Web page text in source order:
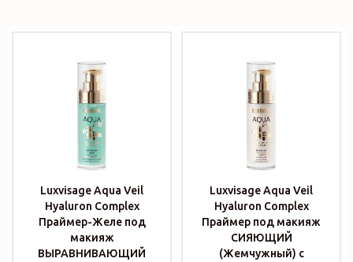
Luxvisage Aqua Veil
Hyaluron Complex
Праймер-Желе под
макияж
ВЫРАВНИВАЮЩИЙ
Luxvisage Aqua Veil
Hyaluron Complex
Праймер под макияж
СИЯЮЩИЙ
(Жемчужный) с